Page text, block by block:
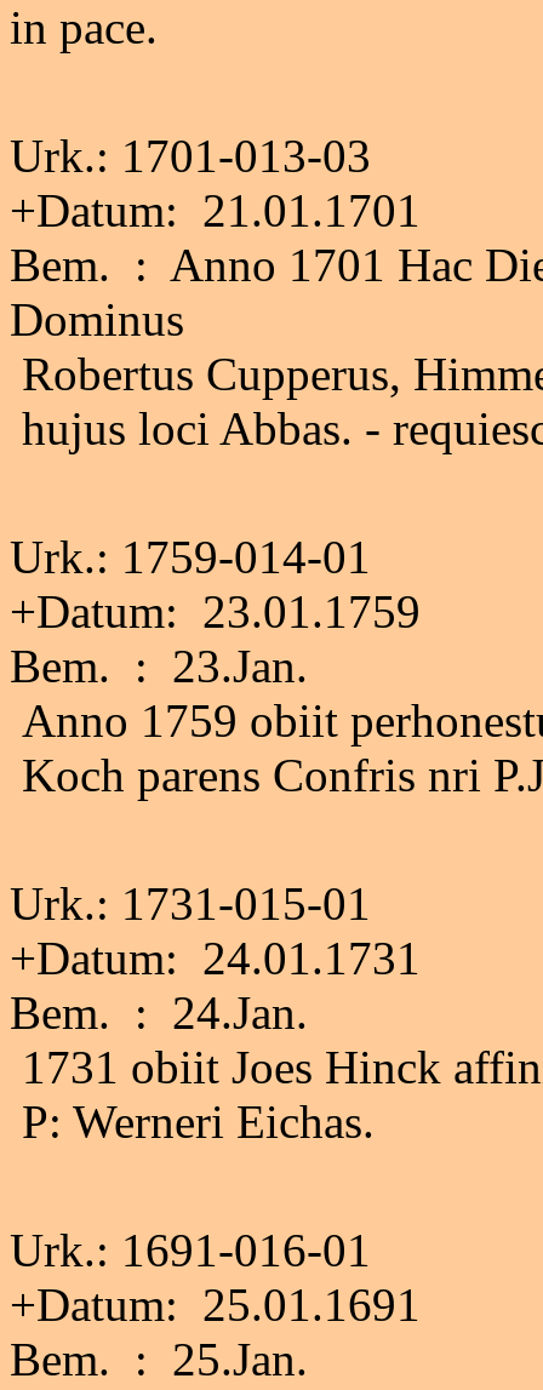
in pace.
Urk.: 1701-013-03
+Datum: 21.01.1701
Bem. : Anno 1701 Hac
Dominus
Robertus Cupperus,
hujus loci Abbas. -
Urk.: 1759-014-01
+Datum: 23.01.1759
Bem. : 23.Jan.
Anno 1759 obiit
Koch parens Confris nri
Urk.: 1731-015-01
+Datum: 24.01.1731
Bem. : 24.Jan.
1731 obiit Joes Hinck
P: Werneri Eichas.
Urk.: 1691-016-01
+Datum: 25.01.1691
Bem. : 25.Jan.